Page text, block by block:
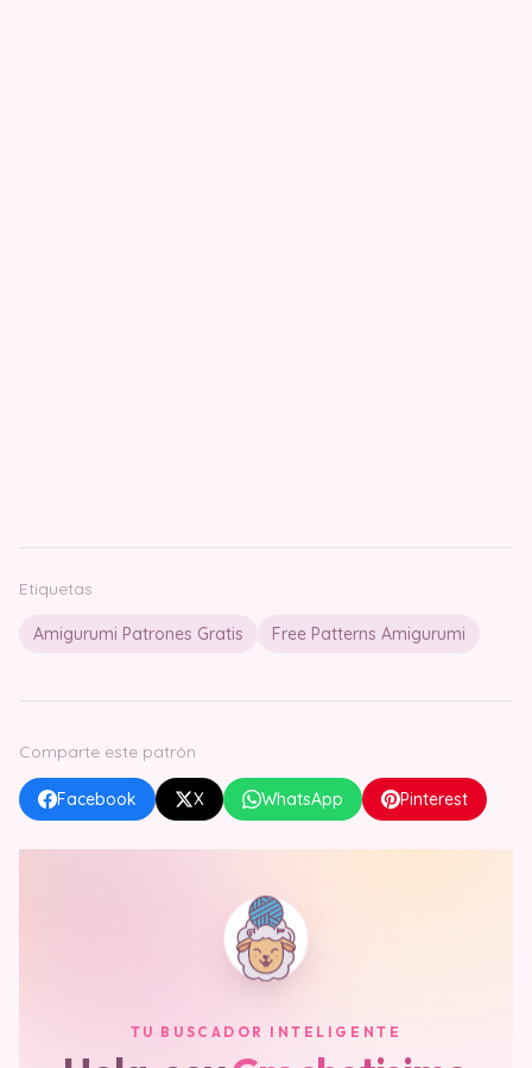
Etiquetas
Amigurumi Patrones Gratis Free Patterns Amigurumi
Comparte este patrón
Facebook X WhatsApp Pinterest
TU BUSCADOR INTELIGENTE